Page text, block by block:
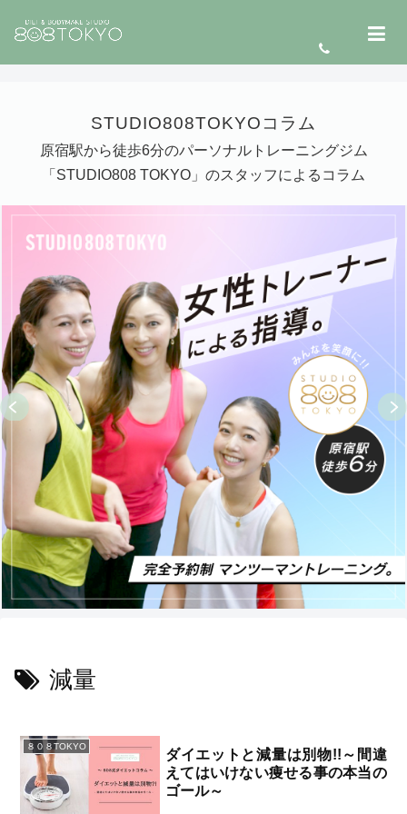
STUDIO808TOKYOコラム
原宿駅から徒歩6分のパーソナルトレーニングジム
「STUDIO808 TOKYO」のスタッフによるコラム
減量
８０８TOKYO
ダイエットと減量は別物!!～間違
えてはいけない痩せる事の本当の
ゴール～